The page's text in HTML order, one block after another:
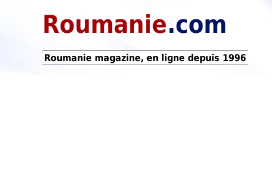
Roumanie.com
Roumanie magazine, en ligne depuis 1996